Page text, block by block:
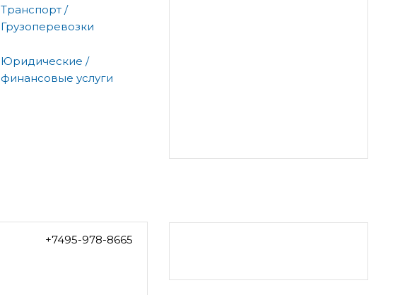
Транспорт /
Грузоперевозки
Юридические /
финансовые услуги
+7495-978-8665